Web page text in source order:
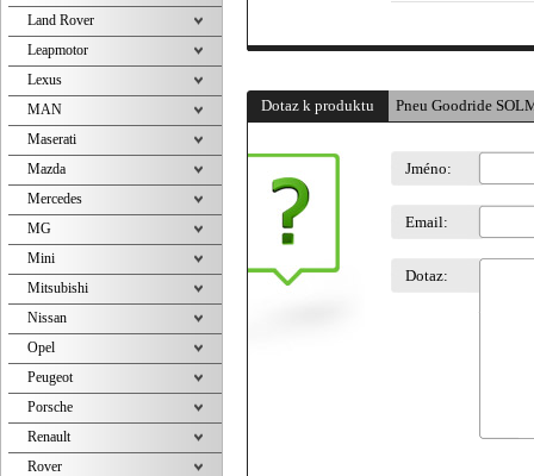
Dotaz k produktu Pneu Goodride
Jméno:
Email:
Dotaz:
Land Rover
Leapmotor
Lexus
MAN
Maserati
Mazda
Mercedes
MG
Mini
Mitsubishi
Nissan
Opel
Peugeot
Porsche
Renault
Rover